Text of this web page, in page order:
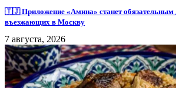
🇹🇯 Приложение «Амина» станет обязательным
въезжающих в Москву
7 августа, 2026